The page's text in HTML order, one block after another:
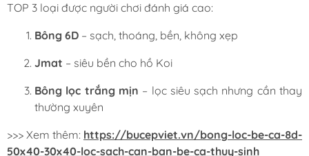
TOP 3 loại được người chơi đánh giá cao:
Bông 6D – sạch, thoáng, bền, không xẹp
Jmat – siêu bền cho hồ Koi
Bông lọc trắng mịn – lọc siêu sạch nhưng cần thay
thường xuyên
>>> Xem thêm: https://bucepviet.vn/bong-loc-be-ca-8d-
50x40-30x40-loc-sach-can-ban-be-ca-thuy-sinh